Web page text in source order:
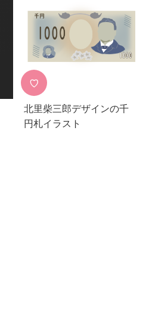
♡
北里柴三郎デザインの千
円札イラスト